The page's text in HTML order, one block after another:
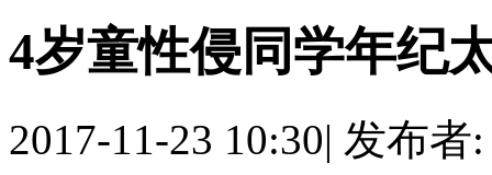
4岁童性侵同学年纪
2017-11-23 10:30| 发布者